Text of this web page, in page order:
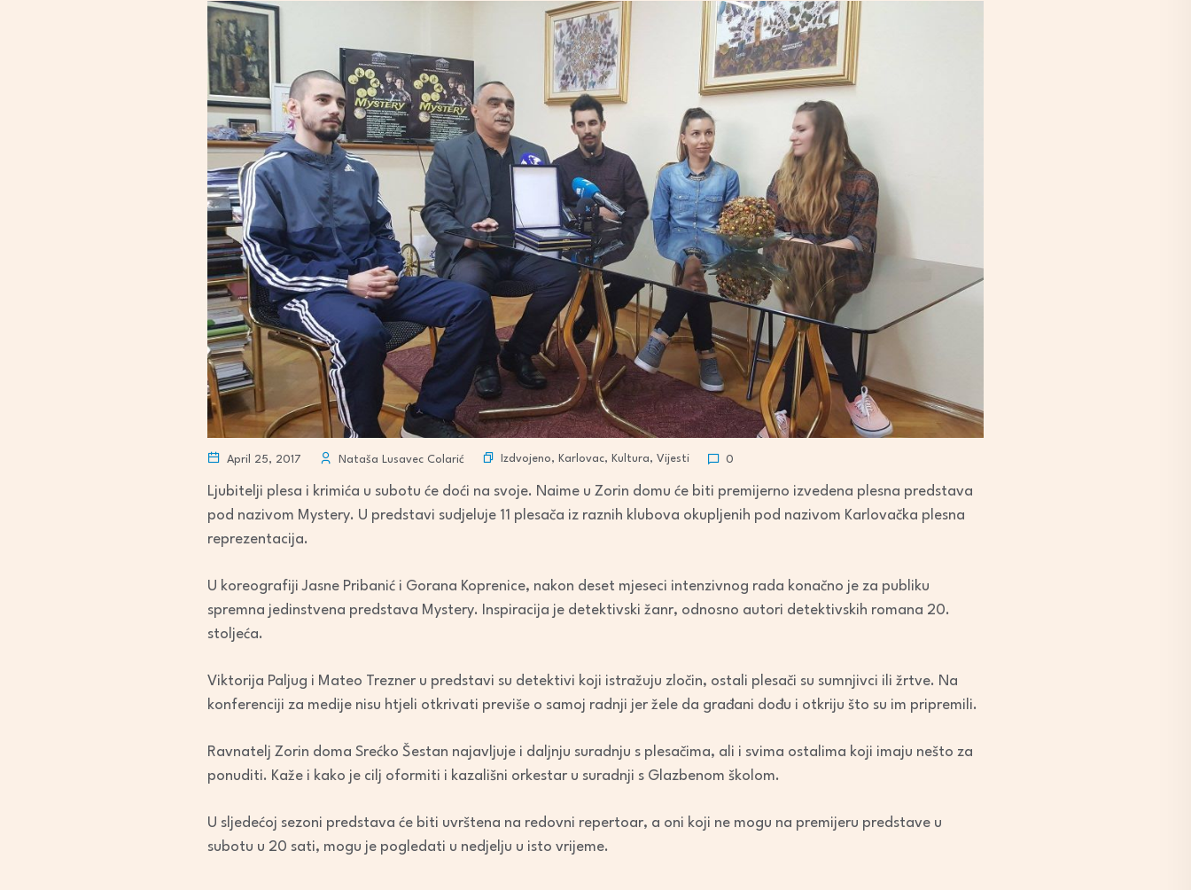
April 25, 2017 Nataša Lusavec Colarić Izdvojeno, Karlovac, Kultura, Vijesti 0
Ljubitelji plesa i krimića u subotu će doći na svoje. Naime u Zorin domu će biti premijerno izvedena plesna predstava
pod nazivom Mystery. U predstavi sudjeluje 11 plesača iz raznih klubova okupljenih pod nazivom Karlovačka plesna
reprezentacija.
U koreografiji Jasne Pribanić i Gorana Koprenice, nakon deset mjeseci intenzivnog rada konačno je za publiku
spremna jedinstvena predstava Mystery. Inspiracija je detektivski žanr, odnosno autori detektivskih romana 20.
stoljeća.
Viktorija Paljug i Mateo Trezner u predstavi su detektivi koji istražuju zločin, ostali plesači su sumnjivci ili žrtve. Na
konferenciji za medije nisu htjeli otkrivati previše o samoj radnji jer žele da građani dođu i otkriju što su im pripremili.
Ravnatelj Zorin doma Srećko Šestan najavljuje i daljnju suradnju s plesačima, ali i svima ostalima koji imaju nešto za
ponuditi. Kaže i kako je cilj oformiti i kazališni orkestar u suradnji s Glazbenom školom.
U sljedećoj sezoni predstava će biti uvrštena na redovni repertoar, a oni koji ne mogu na premijeru predstave u
subotu u 20 sati, mogu je pogledati u nedjelju u isto vrijeme.